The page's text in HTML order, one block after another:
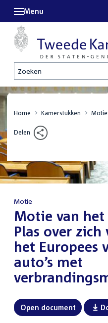
Zoeken
Menu
Home Kamerstukken
Delen
Motie
:Motie van
Plas over
het Europees
auto’s met
Open document